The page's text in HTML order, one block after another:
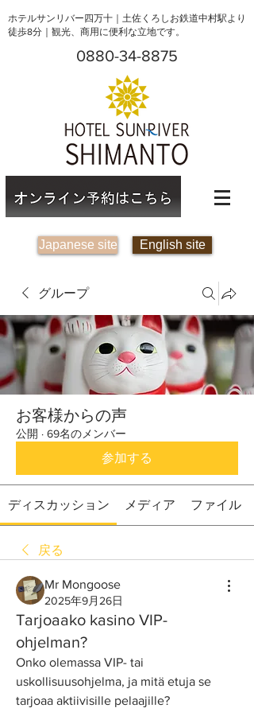
ホテルサンリバー四万十｜土佐くろしお鉄道中村駅より
徒歩8分｜観光、商用に便利な立地です。
0880-34-8875
Japanese site English site
グループ
お客様からの声
公開 · 69名のメンバー
参加する
ディスカッション メディア ファイル
戻る
Mr Mongoose
2025年9月26日
Tarjoaako kasino VIP-
ohjelman?
Onko olemassa VIP- tai
uskollisuusohjelma, ja mitä etuja se
tarjoaa aktiivisille pelaajille?